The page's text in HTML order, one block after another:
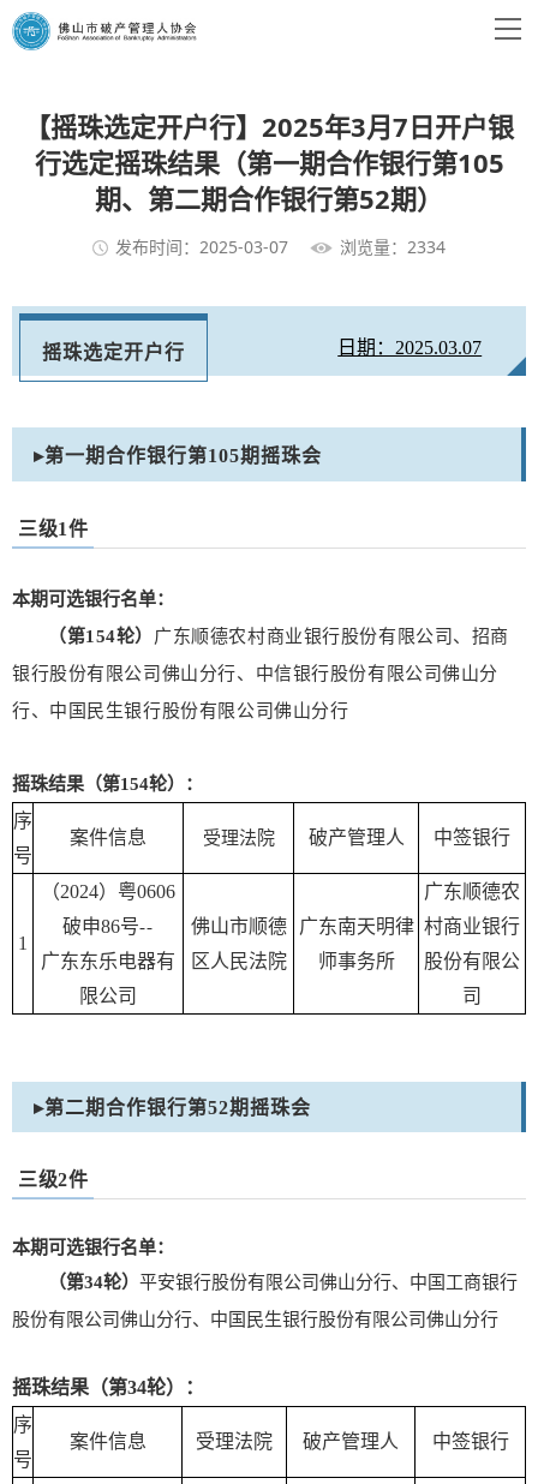
【摇珠选定开户行】2025年3月7日开户银
行选定摇珠结果（第一期合作银行第105
期、第二期合作银行第52期）
发布时间：2025-03-07 浏览量：2334
摇珠选定开户行 日期：2025.03.07
▸第一期合作银行第105期摇珠会
三级1件
本期可选银行名单：
（第154轮） 广东顺德农村商业银行股份有限公司、招商
银行股份有限公司佛山分行、中信银行股份有限公司佛山分
行、中国民生银行股份有限公司佛山分行
摇珠结果（第154轮）：
序
号
案件信息 受理法院 破产管理人 中签银行
1
（2024）粤0606
破申86号--
广东东乐电器有
限公司
佛山市顺德
区人民法院
广东南天明律
师事务所
广东顺德农
村商业银行
股份有限公
司
▸第二期合作银行第52期摇珠会
三级2件
本期可选银行名单：
（第34轮） 平安银行股份有限公司佛山分行、中国工商银行
股份有限公司佛山分行、中国民生银行股份有限公司佛山分行
摇珠结果（第34轮）：
序
号
案件信息 受理法院 破产管理人 中签银行